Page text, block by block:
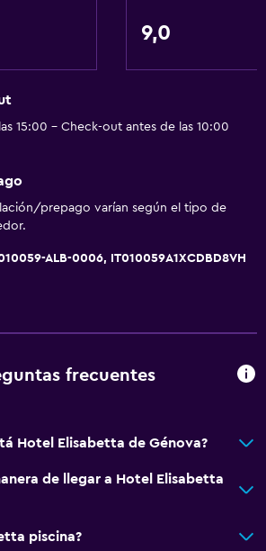
9,0
15:00 - Check-out antes de las 10:00
prepago varían según el tipo de
ALB-0006, IT010059A1XCDBD8VH
frecuentes
Hotel Elisabetta de Génova?
de llegar a Hotel Elisabetta
piscina?